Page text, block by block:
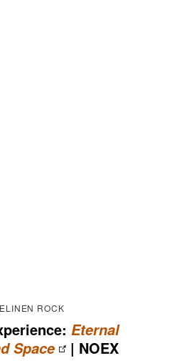
ROCK
Eternal
Space
| NOEX